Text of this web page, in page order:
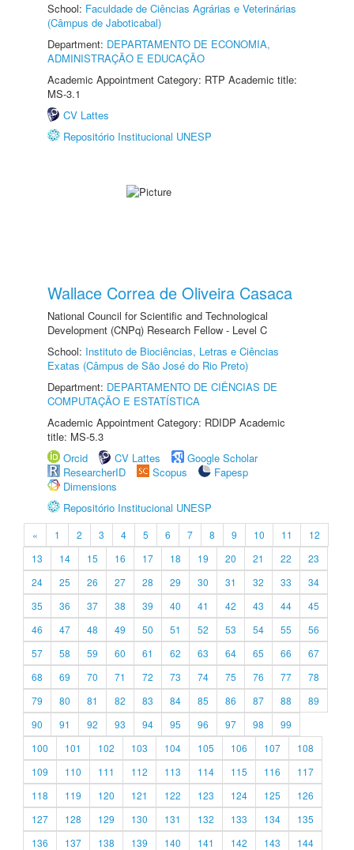
School: Faculdade de Ciências Agrárias e Veterinárias
(Câmpus de Jaboticabal)
Department: DEPARTAMENTO DE ECONOMIA,
ADMINISTRAÇÃO E EDUCAÇÃO
Academic Appointment Category: RTP Academic title:
MS-3.1
CV Lattes
Repositório Institucional UNESP
Wallace Correa de Oliveira Casaca
National Council for Scientific and Technological
Development (CNPq) Research Fellow - Level C
School: Instituto de Biociências, Letras e Ciências
Exatas (Câmpus de São José do Rio Preto)
Department: DEPARTAMENTO DE CIÊNCIAS DE
COMPUTAÇÃO E ESTATÍSTICA
Academic Appointment Category: RDIDP Academic
title: MS-5.3
Orcid
CV Lattes
Google Scholar
ResearcherID
Scopus
Fapesp
Dimensions
Repositório Institucional UNESP
« 1 2 3 4 5 6 7 8 9 10 11
12
13
14 15 16 17 18 19 20 21 22
23
24
25 26 27 28 29 30 31 32 33
34
35
36 37 38 39 40 41 42 43 44
45
46
47 48 49 50 51 52 53 54 55
56
57
58 59 60 61 62 63 64 65 66
67
68
69 70 71 72 73 74 75 76 77
78
79
80 81 82 83 84 85 86 87 88
89
90
91 92 93 94 95 96 97 98
99
100
101 102 103 104 105 106 107
108
109
110 111 112 113 114 115 116
117
118
119 120 121 122 123 124 125
126
127
128 129 130 131 132 133 134
135
136
137 138 139 140 141 142 143
144